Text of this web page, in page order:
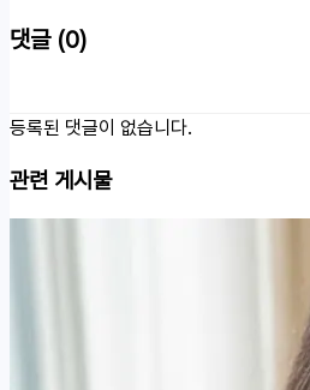
댓글 (0)
등록된 댓글이 없습니다.
관련 게시물